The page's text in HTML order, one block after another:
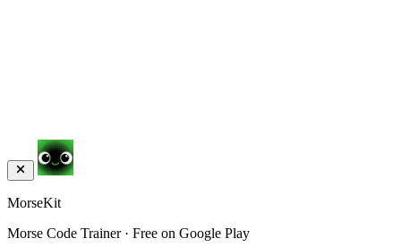
MorseKit
Morse Code Trainer · Free on Google Play